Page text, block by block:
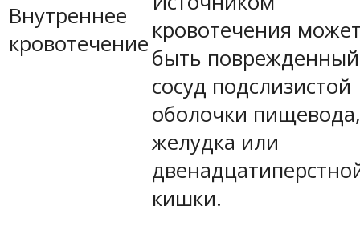
Внутреннее
кровотечение кровотечения
быть поврежденный
сосуд подслизистой
оболочки пищевода,
желудка или
кишки.